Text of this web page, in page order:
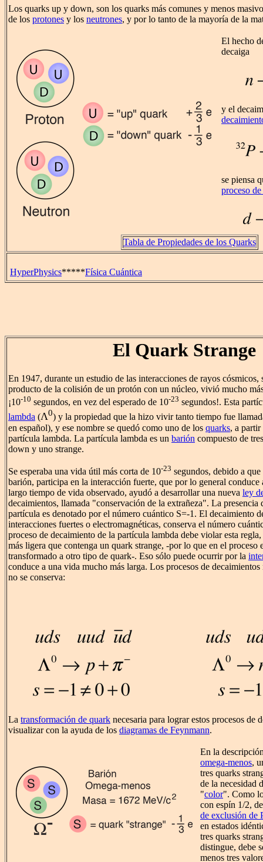
Los quarks up y down, son los quarks más comunes y menos
de los protones y los neutrones, y por lo tanto de la mayoría de la
El hecho
decaiga
y el
se piensa
proceso
Tabla de Propiedades de los Quarks
HyperPhysics*****Física Cuántica
El Quark Strange
En 1947, durante un estudio de las interacciones de rayos cósmicos,
producto de la colisión de un protón con un núcleo, vivió mucho
¡10-10 segundos, en vez del esperado de 10-23 segundos!. Esta
lambda (Λ0) y la propiedad que la hizo vivir tanto tiempo fue
en español), y ese nombre se quedó como uno de los quarks, a partir
partícula lambda. La partícula lambda es un barión compuesto de
down y uno strange.
Se esperaba una vida útil más corta de 10-23 segundos, debido a
barión, participa en la interacción fuerte, que por lo general conduce
largo tiempo de vida observado, ayudó a desarrollar una nueva ley
decaimientos, llamada "conservación de la extrañeza". La presencia
partícula es denotado por el número cuántico S=-1. El decaimiento
interacciones fuertes o electromagnéticas, conserva el número
proceso de decaimiento de la partícula lambda debe violar esta
más ligera que contenga un quark strange, -por lo que en el proceso
transformado a otro tipo de quark-. Eso sólo puede ocurrir por la
conduce a una vida mucho más larga. Los procesos de decaimientos
no se conserva:
La transformación de quark necesaria para lograr estos procesos de
visualizar con la ayuda de los diagramas de Feynmann.
En la
omega-menos,
tres quarks
de la necesidad
"color". Como
con espín 1/2,
de exclusión de
en estados
tres quarks
distingue, debe
menos tres